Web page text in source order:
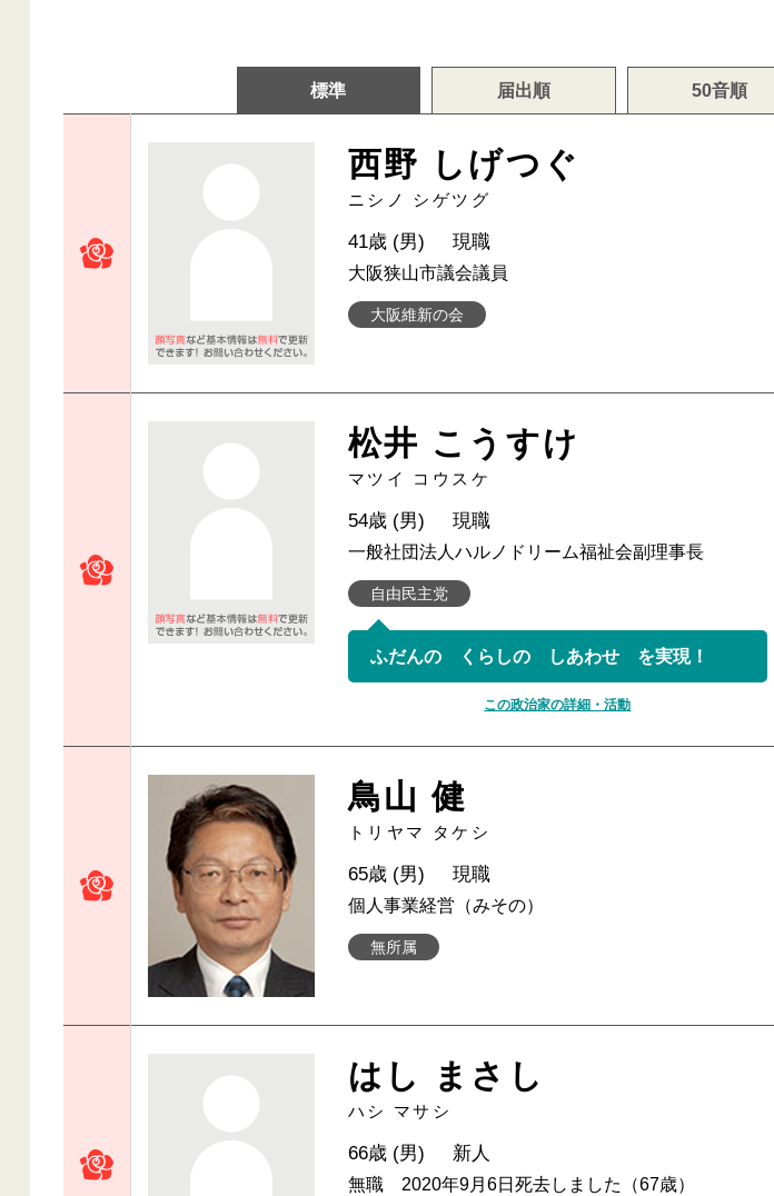
標準 届出順 50音順
西野 しげつぐ
ニシノ シゲツグ
大阪維新の会
41歳 (男) 現職
大阪狭山市議会議員
松井 こうすけ
マツイ コウスケ
自由民主党
54歳 (男) 現職
一般社団法人ハルノドリーム福祉会副理事長
ふだんの くらしの しあわせ を実現！
この政治家の詳細・活動
鳥山 健
トリヤマ タケシ
無所属
65歳 (男) 現職
個人事業経営（みその）
はし まさし
ハシ マサシ
66歳 (男) 新人
無職 2020年9月6日死去しました（67歳）